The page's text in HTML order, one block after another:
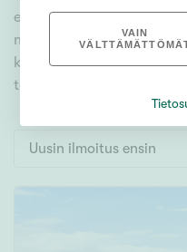
Omakoti-/erillistalo
Maa- tai metsätila
Vapaa-ajan asunto
elämäsi tärkeimmässä
myytävät asunnot
kätevää
toiveidesi mukaisen kodin.
Uusin ilmoitus ensin
VAIN